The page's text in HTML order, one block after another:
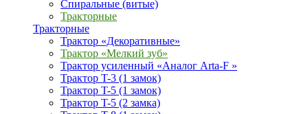
Спиральные (витые)
Тракторные
Тракторные
Трактор «Декоративные»
Трактор «Мелкий зуб»
Трактор усиленный «Аналог Arta-F »
Трактор T-3 (1 замок)
Трактор T-5 (1 замок)
Трактор T-5 (2 замка)